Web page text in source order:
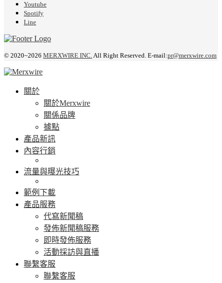
Youtube
Spotify
Line
© 2020~2026 MERXWIRE INC.All Right Reserved. E-mail:pr@merxwire.com
關於
關於Merxwire
關係品牌
據點
產品新訊
內容行銷
流量與曝光技巧
範例下載
產品服務
代寫新聞稿
發佈新聞稿服務
即時發佈服務
活動採訪與直播
聯繫客服
聯繫客服